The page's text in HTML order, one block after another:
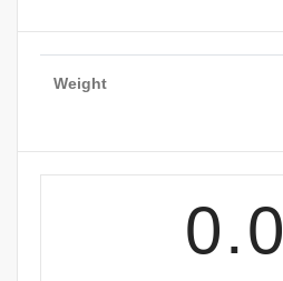
Weight
0.0